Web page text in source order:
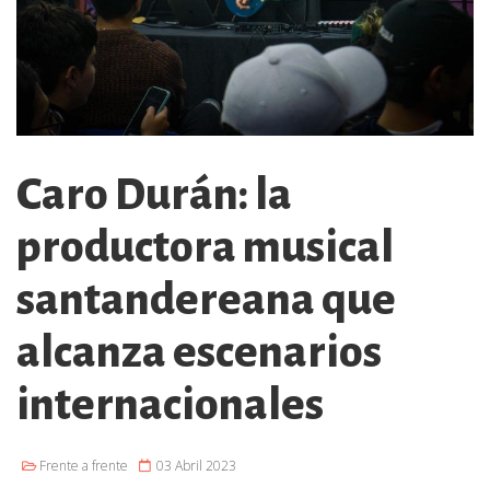
Caro Durán: la
productora musical
santandereana que
alcanza escenarios
internacionales
Frente a frente 03 Abril 2023